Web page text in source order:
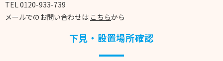
TEL0120-933-739
メールでのお問い合わせは こちらから
下見・設置場所確認